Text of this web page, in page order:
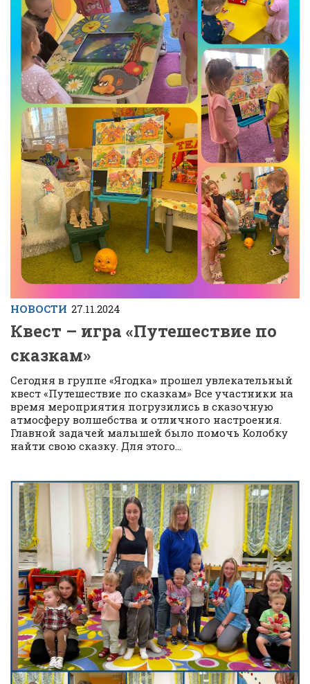
НОВОСТИ 27.11.2024
Квест – игра «Путешествие по
сказкам»
Сегодня в группе «Ягодка» прошел увлекательный
квест «Путешествие по сказкам» Все участники на
время мероприятия погрузились в сказочную
атмосферу волшебства и отличного настроения.
Главной задачей малышей было помочь Колобку
найти свою сказку. Для этого...